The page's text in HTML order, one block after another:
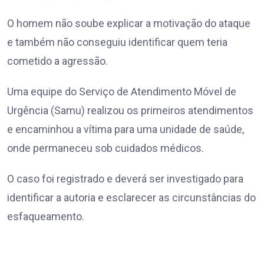
O homem não soube explicar a motivação do ataque
e também não conseguiu identificar quem teria
cometido a agressão.
Uma equipe do Serviço de Atendimento Móvel de
Urgência (Samu) realizou os primeiros atendimentos
e encaminhou a vítima para uma unidade de saúde,
onde permaneceu sob cuidados médicos.
O caso foi registrado e deverá ser investigado para
identificar a autoria e esclarecer as circunstâncias do
esfaqueamento.